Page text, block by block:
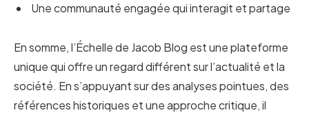
Une communauté engagée qui interagit et partage
En somme, l’Échelle de Jacob Blog est une plateforme
unique qui offre un regard différent sur l’actualité et la
société. En s’appuyant sur des analyses pointues, des
références historiques et une approche critique, il